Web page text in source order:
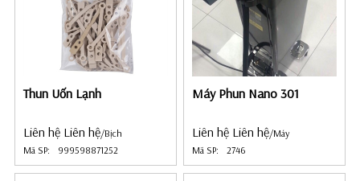
Thun Uốn Lạnh
Liên hệ Liên hệ/Bịch
Mã SP:
999598871252
Máy Phun Nano 301
Liên hệ Liên hệ/Máy
Mã SP:
2746